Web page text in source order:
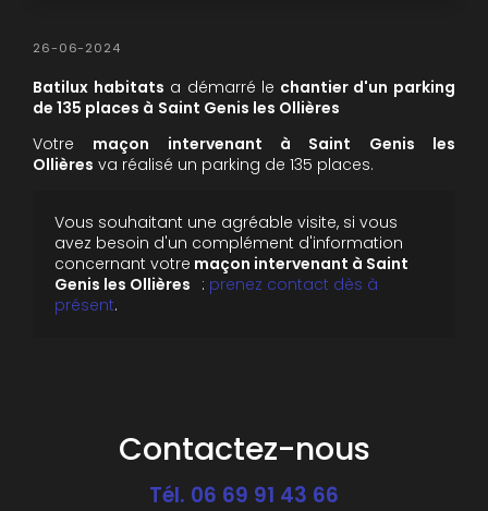
26-06-2024
Batilux habitats a démarré le chantier d'un parking
de 135 places à Saint Genis les Ollières
Votre maçon intervenant à Saint Genis les
Ollières va réalisé un parking de 135 places.
Vous souhaitant une agréable visite, si vous
avez besoin d'un complément d'information
concernant votre maçon intervenant à Saint
Genis les Ollières : prenez contact dès à
présent.
Contactez-nous
Tél. 06 69 91 43 66